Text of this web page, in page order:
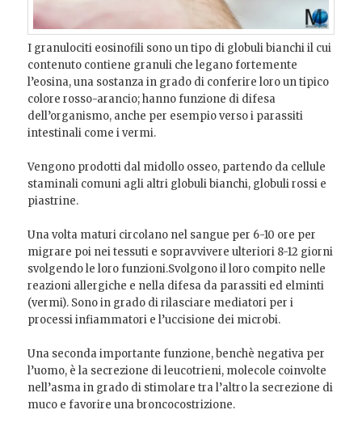
I granulociti eosinofili sono un tipo di globuli bianchi il cui
contenuto contiene granuli che legano fortemente
l’eosina, una sostanza in grado di conferire loro un tipico
colore rosso-arancio; hanno funzione di difesa
dell’organismo, anche per esempio verso i parassiti
intestinali come i vermi.
Vengono prodotti dal midollo osseo, partendo da cellule
staminali comuni agli altri globuli bianchi, globuli rossi e
piastrine.
Una volta maturi circolano nel sangue per 6-10 ore per
migrare poi nei tessuti e sopravvivere ulteriori 8-12 giorni
svolgendo le loro funzioni.Svolgono il loro compito nelle
reazioni allergiche e nella difesa da parassiti ed elminti
(vermi). Sono in grado di rilasciare mediatori per i
processi infiammatori e l’uccisione dei microbi.
Una seconda importante funzione, benchè negativa per
l’uomo, è la secrezione di leucotrieni, molecole coinvolte
nell’asma in grado di stimolare tra l’altro la secrezione di
muco e favorire una broncocostrizione.